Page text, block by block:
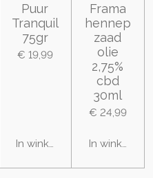
Puur
Tranquil
75gr
€ 19,99
In winkelwagen
Frama
hennep
zaad
olie
2,75%
cbd
30ml
€ 24,99
In